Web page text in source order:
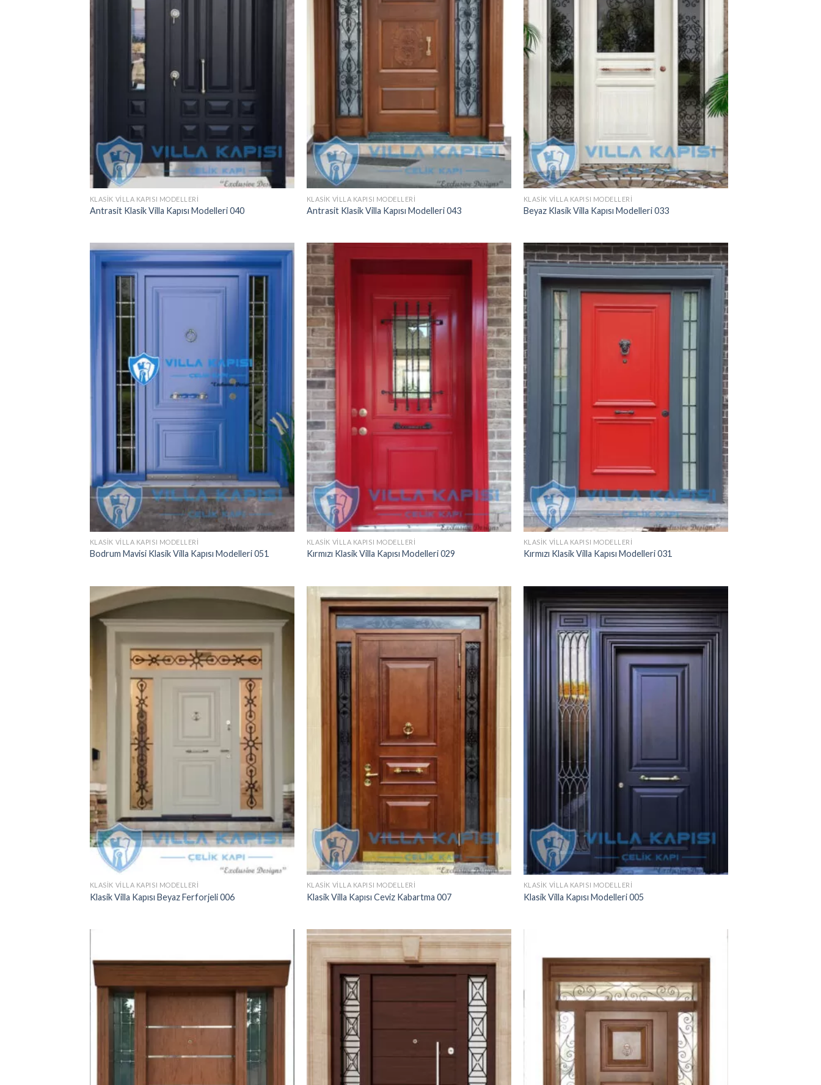
KLASIK VILLA KAPISI MODELLERI
Antrasit Klasik Villa Kapısı Modelleri 040
KLASIK VILLA KAPISI MODELLERI
Antrasit Klasik Villa Kapısı Modelleri 043
KLASIK VILLA KAPISI MODELLERI
Beyaz Klasik Villa Kapısı Modelleri 033
KLASIK VILLA KAPISI MODELLERI
Bodrum Mavisi Klasik Villa Kapısı Modelleri 051
KLASIK VILLA KAPISI MODELLERI
Kırmızı Klasik Villa Kapısı Modelleri 029
KLASIK VILLA KAPISI MODELLERI
Kırmızı Klasik Villa Kapısı Modelleri 031
KLASIK VILLA KAPISI MODELLERI
Klasik Villa Kapısı Beyaz Ferforjeli 006
KLASIK VILLA KAPISI MODELLERI
Klasik Villa Kapısı Ceviz Kabartma 007
KLASIK VILLA KAPISI MODELLERI
Klasik Villa Kapısı Modelleri 005